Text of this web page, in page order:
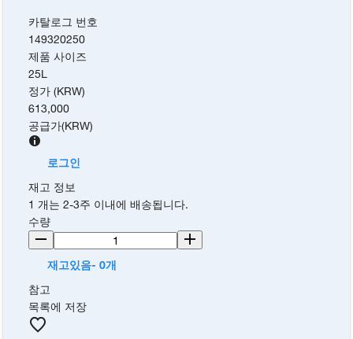
카탈로그 번호
149320250
제품 사이즈
25L
정가 (KRW)
613,000
공급가(KRW)
로그인
재고 정보
1 개는 2-3주 이내에 배송됩니다.
수량
재고있음- 0개
참고
목록에 저장